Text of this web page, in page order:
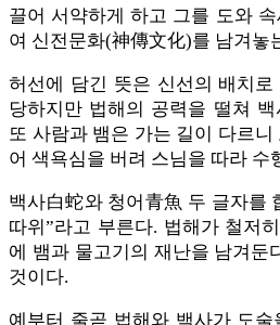
끌어 서약하게 하고 그를 도와
여 신전문화(神傳文化)를 남겨놓
허선에 담긴 뜻은 신선의 배치
당하지만 법해의 공력을 떨쳐
또 사람과 뱀은 가는 길이 다르
어 색욕심을 버려 스님을 따라 수
백사白蛇와 청어青魚 두 글자를
따위”라고 부른다. 법해가 철저
에 뱀과 물고기의 재난을 남겨둔
것이다.
예부터 줄곧 법해와 백사가 도술